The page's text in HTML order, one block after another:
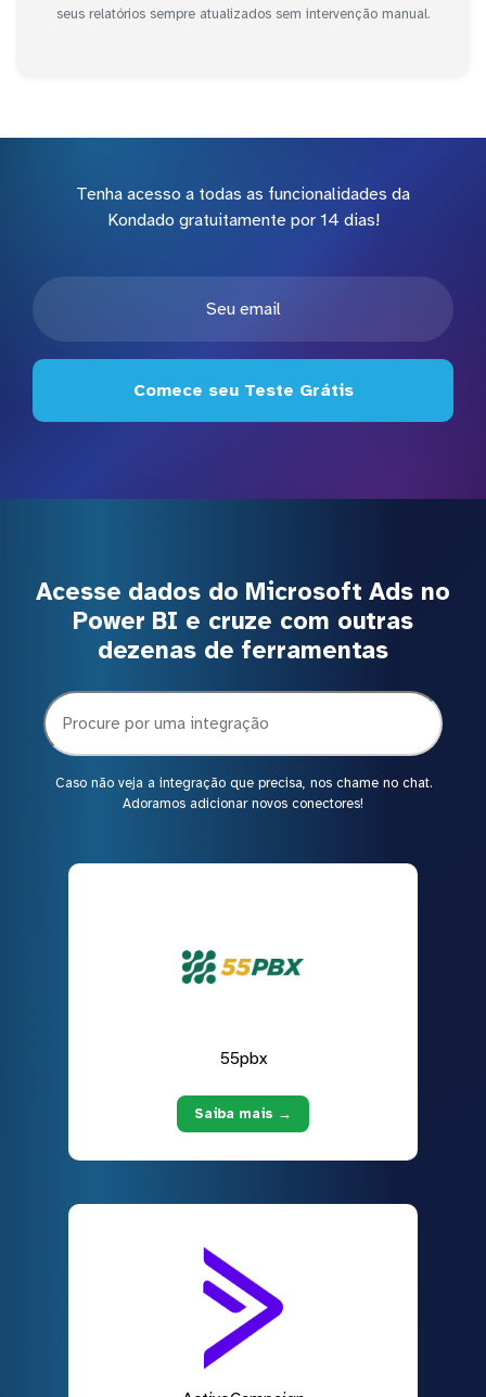
seus relatórios sempre atualizados sem intervenção manual.
Tenha acesso a todas as funcionalidades da
Kondado gratuitamente por 14 dias!
Comece seu Teste Grátis
Acesse dados do Microsoft Ads no
Power BI e cruze com outras
dezenas de ferramentas
Caso não veja a integração que precisa, nos chame no chat.
Adoramos adicionar novos conectores!
55pbx
Saiba mais →